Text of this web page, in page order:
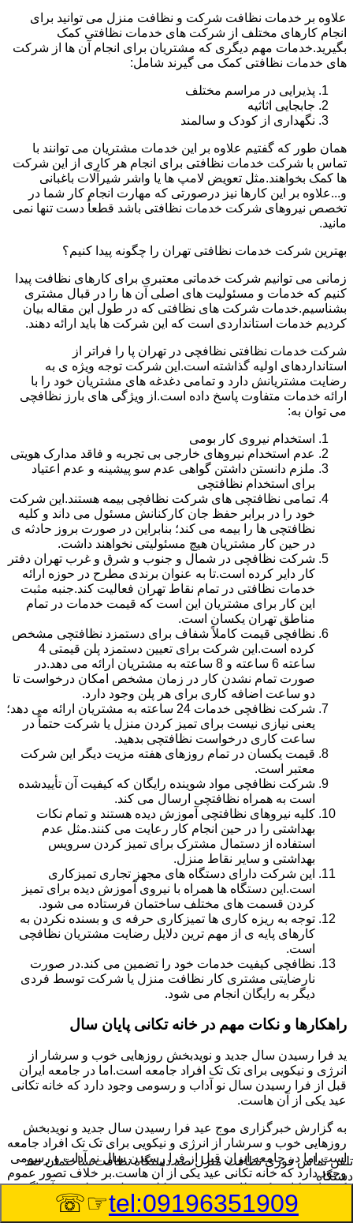
علاوه بر خدمات نظافت شرکت و نظافت منزل می توانید برای
انجام کارهای مختلف از شرکت های خدمات نظافتی کمک
بگیرید.خدمات مهم دیگری که مشتریان برای انجام آن ها از شرکت
های خدمات نظافتی کمک می گیرند شامل:
پذیرایی در مراسم مختلف
جابجایی اثاثیه
نگهداری از کودک و سالمند
همان طور که گفتیم علاوه بر این خدمات مشتریان می توانند با
تماس با شرکت خدمات نظافتی برای انجام هر کاری از این شرکت
ها کمک بخواهند.مثل تعویض لامپ ها یا واشر شیرآلات باغبانی
و...علاوه بر این کارها نیز درصورتی که مهارت انجام کار شما در
تخصص نیروهای شرکت خدمات نظافتی باشد قطعاً دست تنها نمی
مانید.
بهترین شرکت خدمات نظافتی تهران را چگونه پیدا کنیم؟
زمانی می توانیم شرکت خدماتی معتبری برای کارهای نظافت پیدا
کنیم که خدمات و مسئولیت های اصلی آن ها را در قبال مشتری
بشناسیم.خدمات شرکت های نظافتی که در طول این مقاله بیان
کردیم خدمات استانداردی است که این شرکت ها باید ارائه دهند.
شرکت خدمات نظافتی نظافچی در تهران پا را فراتر از
استانداردهای اولیه گذاشته است.این شرکت توجه ویژه ی به
رضایت مشتریانش دارد و تمامی دغدغه های مشتریان خود را با
ارائه خدمات متفاوت پاسخ داده است.از ویژگی های بارز نظافچی
می توان به:
استخدام نیروی کار بومی
عدم استخدام نیروهای خارجی بی تجربه و فاقد مدارک هویتی
ملزم دانستن داشتن گواهی عدم سو پیشینه و عدم اعتیاد
برای استخدام نظافتچی
تمامی نظافتچی های شرکت نظافچی بیمه هستند.این شرکت
خود را در برابر حفظ جان کارکنانش مسئول می داند و کلیه
نظافتچی ها را بیمه می کند؛ بنابراین در صورت بروز حادثه ی
در حین کار مشتریان هیچ مسئولیتی نخواهند داشت.
شرکت نظافچی در شمال و جنوب و شرق و غرب تهران دفتر
کار دایر کرده است.تا به عنوان برندی مطرح در حوزه ارائه
خدمات نظافتی در تمام نقاط تهران فعالیت کند.جنبه مثبت
این کار برای مشتریان این است که قیمت خدمات در تمام
مناطق تهران یکسان است.
نظافچی قیمت کاملاً شفاف برای دستمزد نظافتچی مشخص
کرده است.این شرکت برای تعیین دستمزد پلن قیمتی 4
ساعته 6 ساعته و 8 ساعته به مشتریان ارائه می دهد.در
صورت تمام نشدن کار در زمان مشخص امکان درخواست تا
دو ساعت اضافه کاری برای هر پلن وجود دارد.
شرکت نظافچی خدمات 24 ساعته به مشتریان ارائه می دهد؛
یعنی نیازی نیست برای تمیز کردن منزل یا شرکت حتماً در
ساعت کاری درخواست نظافتچی بدهید.
قیمت یکسان در تمام روزهای هفته مزیت دیگر این شرکت
معتبر است.
شرکت نظافچی مواد شوینده رایگان که کیفیت آن تأییدشده
است به همراه نظافتچی ارسال می کند.
کلیه نیروهای نظافتچی آموزش دیده هستند و تمام نکات
بهداشتی را در حین انجام کار رعایت می کنند.مثل عدم
استفاده از دستمال مشترک برای تمیز کردن سرویس
بهداشتی و سایر نقاط منزل.
این شرکت دارای دستگاه های مجهز تجاری تمیزکاری
است.این دستگاه ها همراه با نیروی آموزش دیده برای تمیز
کردن قسمت های مختلف ساختمان فرستاده می شود.
توجه به ریزه کاری ها تمیزکاری حرفه ی و بسنده نکردن به
کارهای پایه ی از مهم ترین دلایل رضایت مشتریان نظافچی
است.
نظافچی کیفیت خدمات خود را تضمین می کند.در صورت
نارضایتی مشتری کار نظافت منزل یا شرکت توسط فردی
دیگر به رایگان انجام می شود.
راهکارها و نکات مهم در خانه تکانی پایان سال
ید فرا رسیدن سال جدید و نویدبخش روزهایی خوب و سرشار از
انرژی و نیکویی برای تک تک افراد جامعه است.اما در جامعه ایران
قبل از فرا رسیدن سال نو آداب و رسومی وجود دارد که خانه تکانی
عید یکی از آن هاست.
به گزارش خبرگزاری موج عید فرا رسیدن سال جدید و نویدبخش
روزهایی خوب و سرشار از انرژی و نیکویی برای تک تک افراد جامعه
است.اما در جامعه ایران قبل از فرا رسیدن سال نو آداب و رسومی
وجود دارد که خانه تکانی عید یکی از آن هاست.بر خلاف تصور عموم
که خانه تکانی یک نظافت عمومی و کلی منزل به نظر می آید اگر
بخواهیم به طور اصولی آن را انجام دهیم باید به برخی از نکات توجه
بیشتر داشته باشیم.
تلفن تماس فورینظافت منزل صد دستگاه نظافت ساختمان صد
دستگاه
tel:09196351909
☞☏